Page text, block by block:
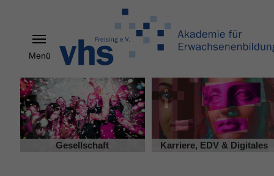
Menü
Gesellschaft Karriere, EDV & Digitales